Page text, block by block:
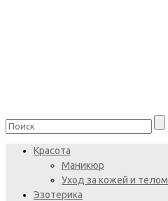
Красота
Маникюр
Уход за кожей и телом
Эзотерика